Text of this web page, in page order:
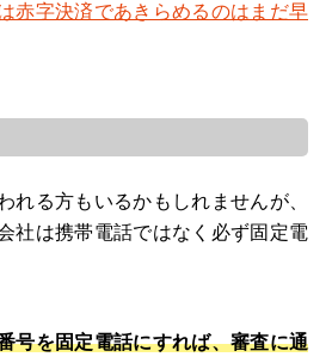
赤字決済であきらめるのはまだ早
れる方もいるかもしれませんが、
社は携帯電話ではなく必ず固定電
号を固定電話にすれば、審査に通